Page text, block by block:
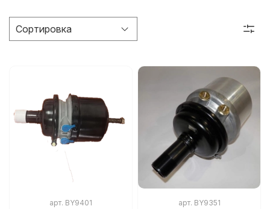
арт. BY9401 арт. BY9351